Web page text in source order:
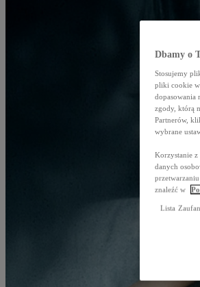
Dbamy o
Stosujemy
pliki cookie
dopasowania
zgody, którą
Partnerów,
wybrane
Korzystanie
danych
znaleźć w
Lista